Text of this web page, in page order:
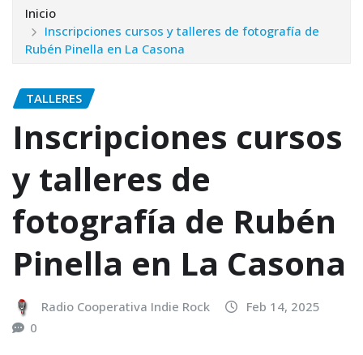
Inicio
Inscripciones cursos y talleres de fotografía de
Rubén Pinella en La Casona
TALLERES
Inscripciones cursos
y talleres de
fotografía de Rubén
Pinella en La Casona
Radio Cooperativa Indie Rock
Feb 14, 2025
0